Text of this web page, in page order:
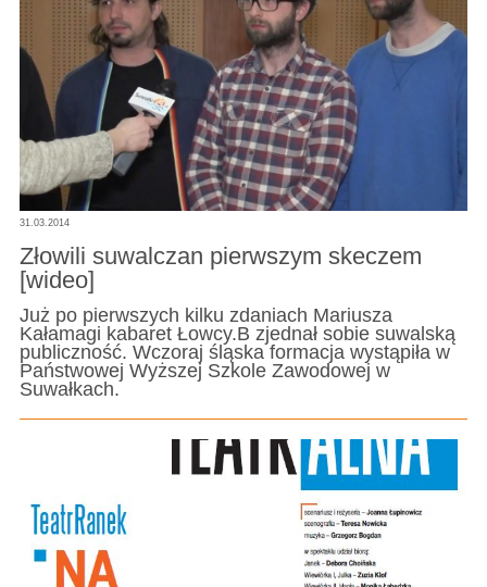
31.03.2014
Złowili suwalczan pierwszym skeczem
[wideo]
Już po pierwszych kilku zdaniach Mariusza
Kałamagi kabaret Łowcy.B zjednał sobie suwalską
publiczność. Wczoraj śląska formacja wystąpiła w
Państwowej Wyższej Szkole Zawodowej w
Suwałkach.